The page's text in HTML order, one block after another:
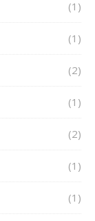
(1)
(1)
(2)
(1)
(2)
(1)
(1)